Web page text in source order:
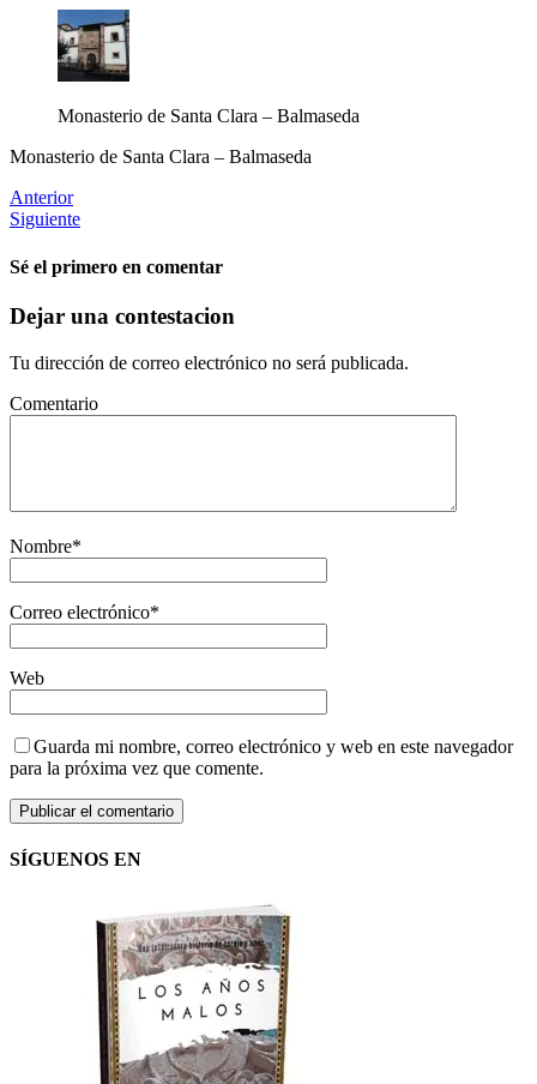
Monasterio de Santa Clara – Balmaseda
Monasterio de Santa Clara – Balmaseda
Anterior
Siguiente
Sé el primero en comentar
Dejar una contestacion
Tu dirección de correo electrónico no será publicada.
Comentario
Nombre*
Correo electrónico*
Web
Guarda mi nombre, correo electrónico y web en este navegador
para la próxima vez que comente.
SÍGUENOS EN